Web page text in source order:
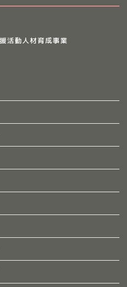
活動人材育成事業
福岡のママ集まれ！につ
佐賀のママ集まれ！につ